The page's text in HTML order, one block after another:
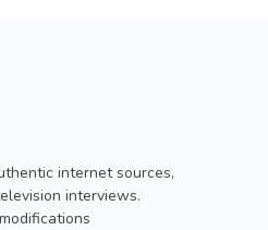
internet sources,
interviews.